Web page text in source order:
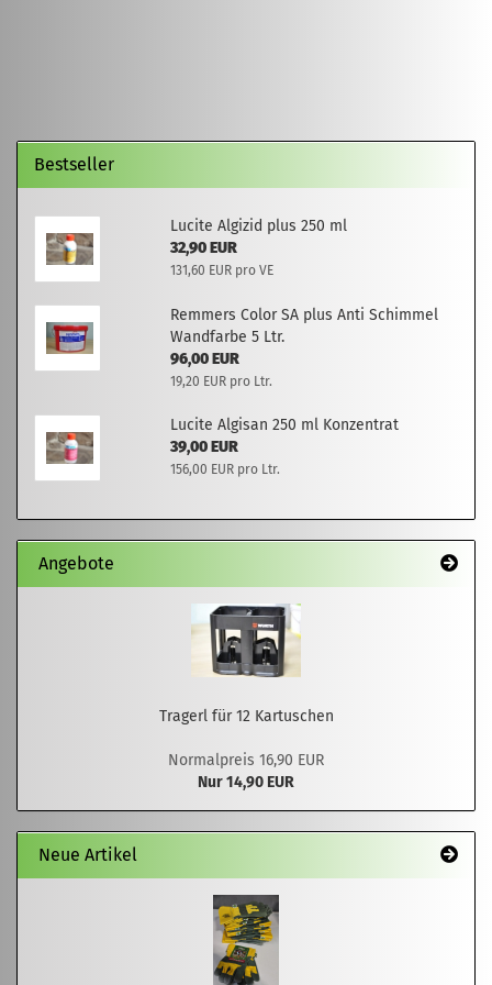
Bestseller
Lucite Algizid plus 250 ml
32,90 EUR
131,60 EUR pro VE
Remmers Color SA plus Anti Schimmel
Wandfarbe 5 Ltr.
96,00 EUR
19,20 EUR pro Ltr.
Lucite Algisan 250 ml Konzentrat
39,00 EUR
156,00 EUR pro Ltr.
Angebote
Tragerl für 12 Kartuschen
Normalpreis 16,90 EUR
Nur 14,90 EUR
Neue Artikel